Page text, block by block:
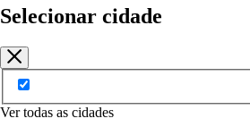
Selecionar cidade
Ver todas as cidades